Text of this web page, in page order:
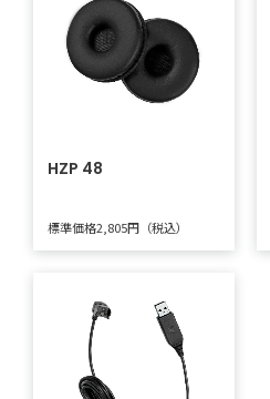
HZP 48
標準価格2,805円（税込）